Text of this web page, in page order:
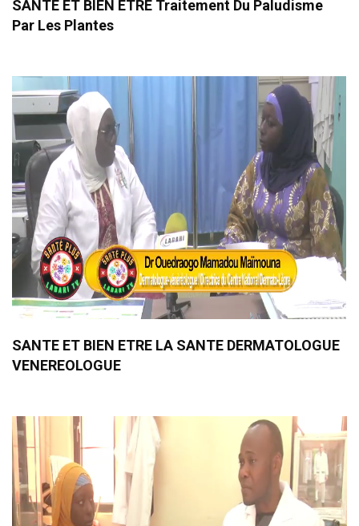
SANTE ET BIEN ETRE Traitement Du Paludisme
Par Les Plantes
SANTE ET BIEN ETRE LA SANTE DERMATOLOGUE
VENEREOLOGUE